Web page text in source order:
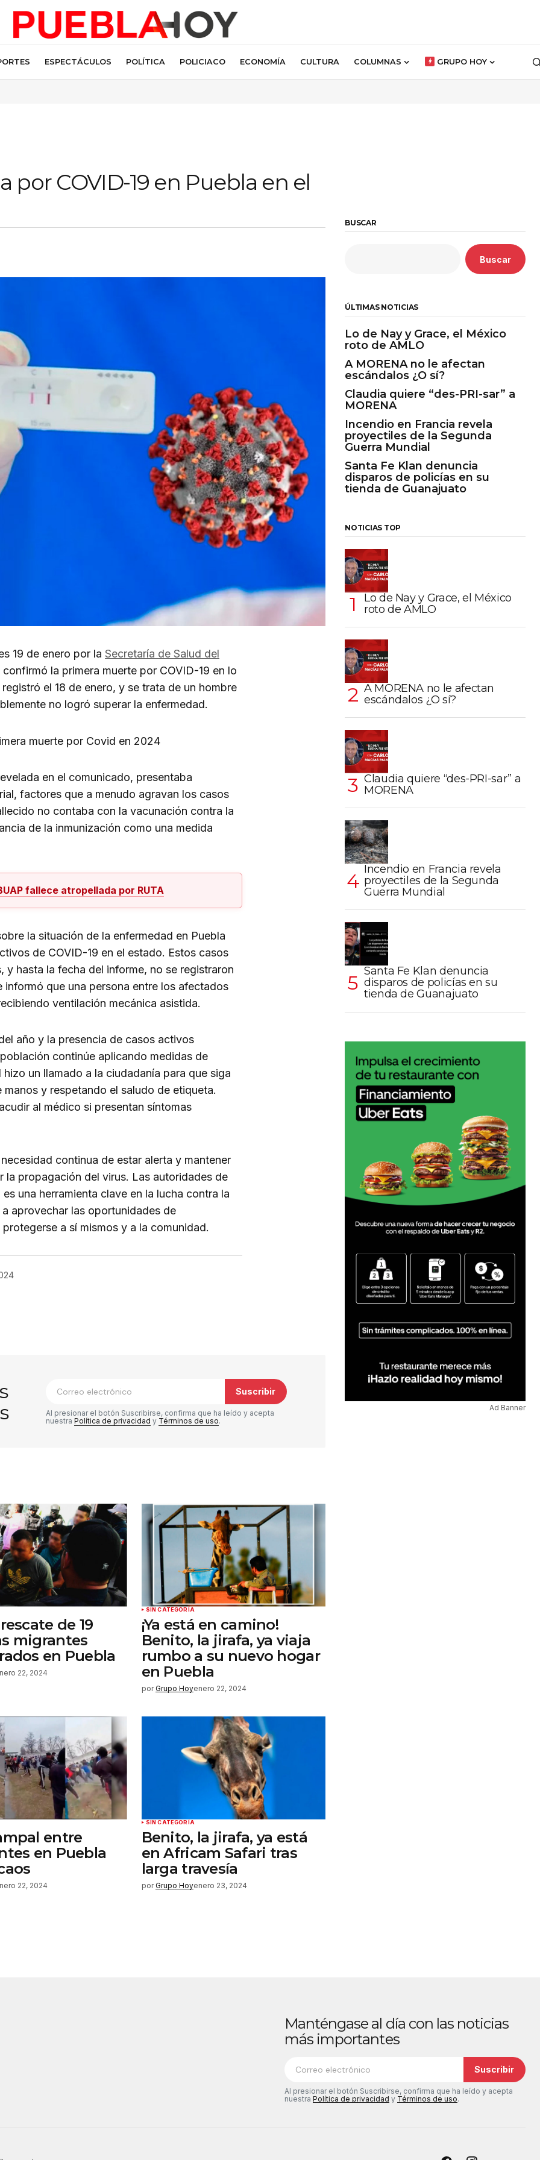
ESPECTÁCULOS POLÍTICA POLICIACO ECONOMÍA CULTURA COLUMNAS GRUPO HOY
por COVID-19 en Puebla en el
19 de enero por la Secretaría de Salud del
confirmó la primera muerte por COVID-19 en lo
el 18 de enero, y se trata de un hombre
no logró superar la enfermedad.
en el comunicado, presentaba
factores que a menudo agravan los casos
no contaba con la vacunación contra la
de la inmunización como una medida
fallece atropellada por RUTA
la situación de la enfermedad en Puebla
de COVID-19 en el estado. Estos casos
y hasta la fecha del informe, no se registraron
que una persona entre los afectados
ventilación mecánica asistida.
año y la presencia de casos activos
continúe aplicando medidas de
un llamado a la ciudadanía para que siga
y respetando el saludo de etiqueta.
al médico si presentan síntomas
continua de estar alerta y mantener
propagación del virus. Las autoridades de
una herramienta clave en la lucha contra la
aprovechar las oportunidades de
a sí mismos y a la comunidad.
la
Suscribir
Al presionar el botón Suscribirse, confirma que ha leído y acepta
nuestra Política de privacidad y Términos de uso.
de 19
migrantes
en Puebla
22, 2024
SIN CATEGORÍA
¡Ya está en camino!
Benito, la jirafa, ya viaja
rumbo a su nuevo hogar
en Puebla
por Grupo Hoyenero 22, 2024
entre
en Puebla
22, 2024
SIN CATEGORÍA
Benito, la jirafa, ya está
en Africam Safari tras
larga travesía
por Grupo Hoyenero 23, 2024
BUSCAR
Buscar
ÚLTIMAS NOTICIAS
Lo de Nay y Grace, el México
roto de AMLO
A MORENA no le afectan
escándalos ¿O sí?
Claudia quiere “des-PRI-sar” a
MORENA
Incendio en Francia revela
proyectiles de la Segunda
Guerra Mundial
Santa Fe Klan denuncia
disparos de policías en su
tienda de Guanajuato
NOTICIAS TOP
Lo de Nay y Grace, el México
roto de AMLO
A MORENA no le afectan
escándalos ¿O sí?
Claudia quiere “des-PRI-sar” a
MORENA
Incendio en Francia revela
proyectiles de la Segunda
Guerra Mundial
Santa Fe Klan denuncia
disparos de policías en su
tienda de Guanajuato
Ad Banner
Manténgase al día con las noticias
más importantes
Suscribir
Al presionar el botón Suscribirse, confirma que ha leído y acepta
nuestra Política de privacidad y Términos de uso.